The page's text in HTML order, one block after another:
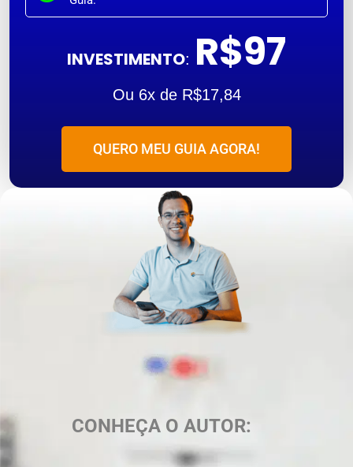
INVESTIMENTO: R$97
Ou 6x de R$17,84
QUERO MEU GUIA AGORA!
CONHEÇA O AUTOR: